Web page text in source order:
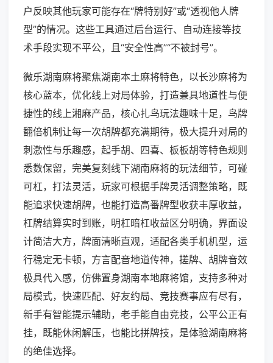
户反映其他玩家可能存在“牌特别好”或“透视他人牌
型”的情况。这些工具通过后台运行、自动连接等技
术手段实现不平公，且“安全性高”“不被封号”。
微乐湖南麻将聚焦湖南本土麻将特色，以长沙麻将为
核心蓝本，优化线上对局体验，打造兼具地道性与便
捷性的线上湘麻产品，核心扎鸟玩法趣味十足，鸟牌
翻倍机制让每一次胡牌都充满期待，极大提升对局的
刺激性与乐趣感，起手胡、四喜、板板胡等特色规则
悉数保留，完美复刻线下湖南麻将的玩法细节，可碰
可杠，打法灵活，玩家可根据手牌灵活调整策略，既
能追求快速胡牌，也能打造高番牌型收获丰厚收益，
杠牌结算实时到账，明杠暗杠收益区分明确，界面设
计简洁大方，牌面清晰直观，适配各类手机机型，运
行稳定无卡顿，方言配音地道传神，搓牌、胡牌音效
极具代入感，仿佛置身湖南本地麻将馆，支持多种对
局模式，快速匹配、好友约局、竞技赛事应有尽有，
新手有智能提示辅助，老手能自由竞技，公平公正有
挂，既能休闲解压，也能比拼牌技，是体验湖南麻将
的绝佳选择。